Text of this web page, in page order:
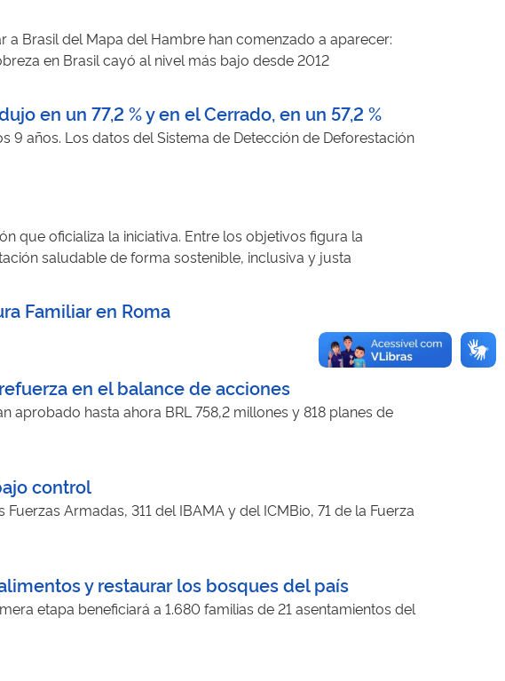
Brasil del Mapa del Hambre han comenzado a aparecer:
en Brasil cayó al nivel más bajo desde 2012
en un 77,2 % y en el Cerrado, en un 57,2 %
9 años. Los datos del Sistema de Detección de Deforestación
que oficializa la iniciativa. Entre los objetivos figura la
saludable de forma sostenible, inclusiva y justa
Familiar en Roma
en el balance de acciones
aprobado hasta ahora BRL 758,2 millones y 818 planes de
control
Armadas, 311 del IBAMA y del ICMBio, 71 de la Fuerza
y restaurar los bosques del país
etapa beneficiará a 1.680 familias de 21 asentamientos del